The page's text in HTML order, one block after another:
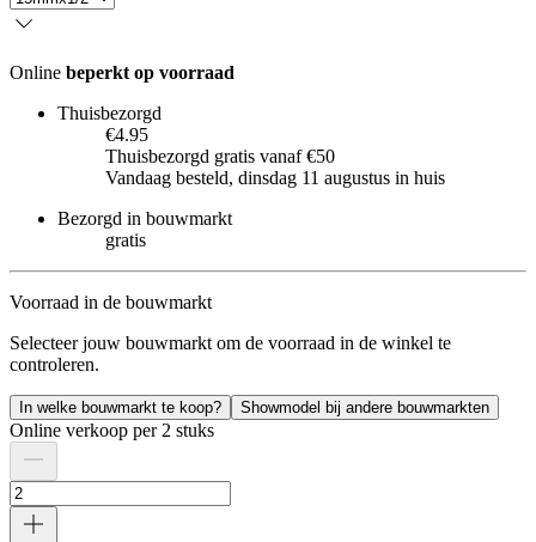
Online beperkt op voorraad
Thuisbezorgd
€4.95
Thuisbezorgd gratis vanaf €50
Vandaag besteld, dinsdag 11 augustus in huis
Bezorgd in bouwmarkt
gratis
Voorraad in de bouwmarkt
Selecteer jouw bouwmarkt om de voorraad in de winkel te
controleren.
In welke bouwmarkt te koop? Showmodel bij andere bouwmarkten
Online verkoop per 2 stuks